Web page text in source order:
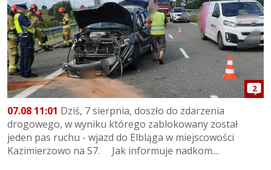
2
07.08 11:01 Dziś, 7 sierpnia, doszło do zdarzenia
drogowego, w wyniku którego zablokowany został
jeden pas ruchu - wjazd do Elbląga w miejscowości
Kazimierzowo na S7. Jak informuje nadkom....